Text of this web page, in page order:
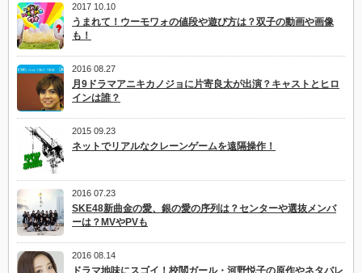
2017 10.10
うまれて！ウーモワォの値段や遊び方は？双子の動画や画像
も！
2016 08.27
月9ドラマアニキカノジョに片寄良太が出演？キャストとヒロ
インは誰？
2015 09.23
ネットでリアルなクレーンゲームを遠隔操作！
2016 07.23
SKE48新曲金の愛、銀の愛の序列は？センターや選抜メンバ
ーは？MVやPVも
2016 08.14
ドラマ地味にスゴイ！校閲ガール・河野悦子の原作やネタバレ